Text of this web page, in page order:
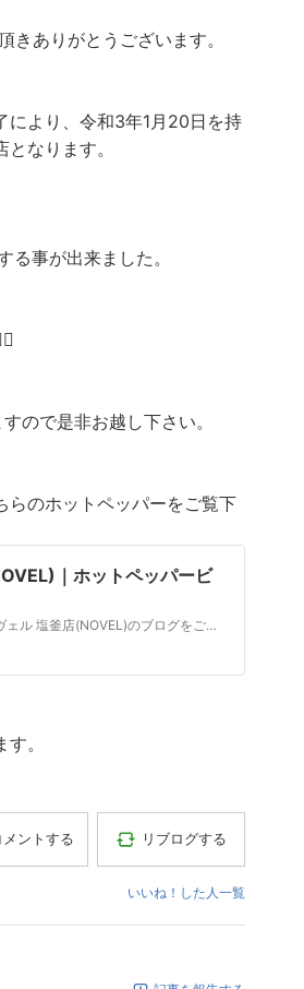
きありがとうございます。
により、令和3年1月20日を持
なります。
事が出来ました。
ので是非お越し下さい。
らのホットペッパーをご覧下
｜ホットペッパービ
【ホットペッパービューティー】ノヴェル 塩釜店(NOVEL)のブログをご紹介。気になるお店の雰囲気を感じるには、美容師さんが書くブログをみるのがおすすめ！最新ヘアスタイルの解説や、店舗でのできごと、時には美容師さんの日常も垣間見えます。
。
メントする リブログする
いいね！した人一覧